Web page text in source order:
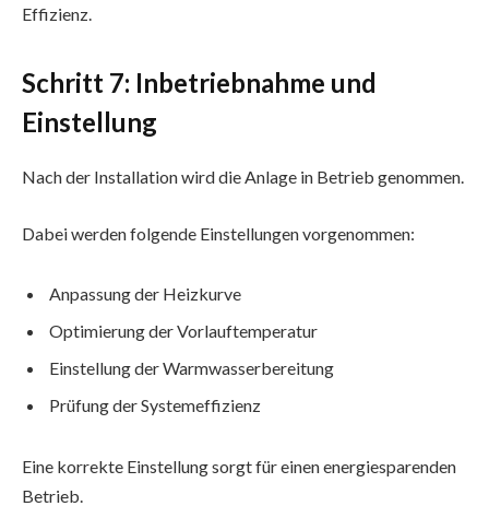
Effizienz.
Schritt 7: Inbetriebnahme und
Einstellung
Nach der Installation wird die Anlage in Betrieb genommen.
Dabei werden folgende Einstellungen vorgenommen:
Anpassung der Heizkurve
Optimierung der Vorlauftemperatur
Einstellung der Warmwasserbereitung
Prüfung der Systemeffizienz
Eine korrekte Einstellung sorgt für einen energiesparenden
Betrieb.